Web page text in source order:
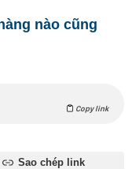
nào cũng
Copy link
Sao chép link